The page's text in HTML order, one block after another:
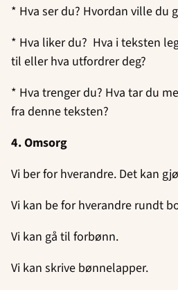
* Hva ser du? Hvordan ville du
* Hva liker du? Hva i teksten
til eller hva utfordrer deg?
* Hva trenger du? Hva tar du
fra denne teksten?
4. Omsorg
Vi ber for hverandre. Det kan
Vi kan be for hverandre rundt
Vi kan gå til forbønn.
Vi kan skrive bønnelapper.